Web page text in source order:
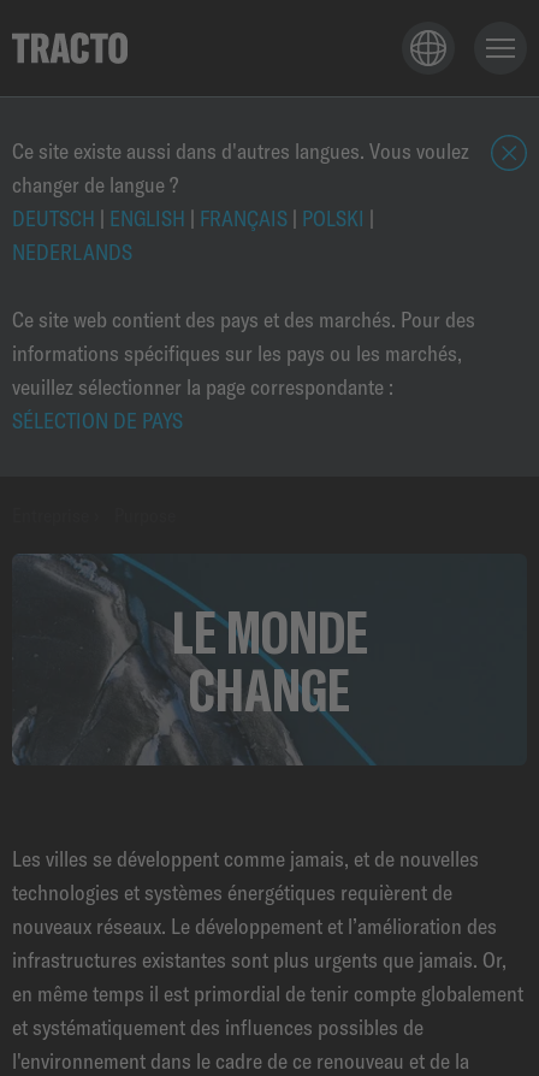
Ce site existe aussi dans d'autres langues. Vous voulez
changer de langue ?
DEUTSCH | ENGLISH | FRANÇAIS | POLSKI |
NEDERLANDS
Ce site web contient des pays et des marchés. Pour des
informations spécifiques sur les pays ou les marchés,
veuillez sélectionner la page correspondante :
SÉLECTION DE PAYS
TECHNOLOGIE
APPLICATIONS
PRODUITS
CARRIEÈRE
LE MONDE
CHANGE
Les villes se développent comme jamais, et de nouvelles
technologies et systèmes énergétiques requièrent de
nouveaux réseaux. Le développement et l’amélioration des
infrastructures existantes sont plus urgents que jamais. Or,
en même temps il est primordial de tenir compte globalement
et systématiquement des influences possibles de
l'environnement dans le cadre de ce renouveau et de la